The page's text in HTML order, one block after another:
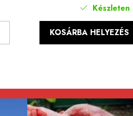
Készleten
KOSÁRBA HELYEZÉS